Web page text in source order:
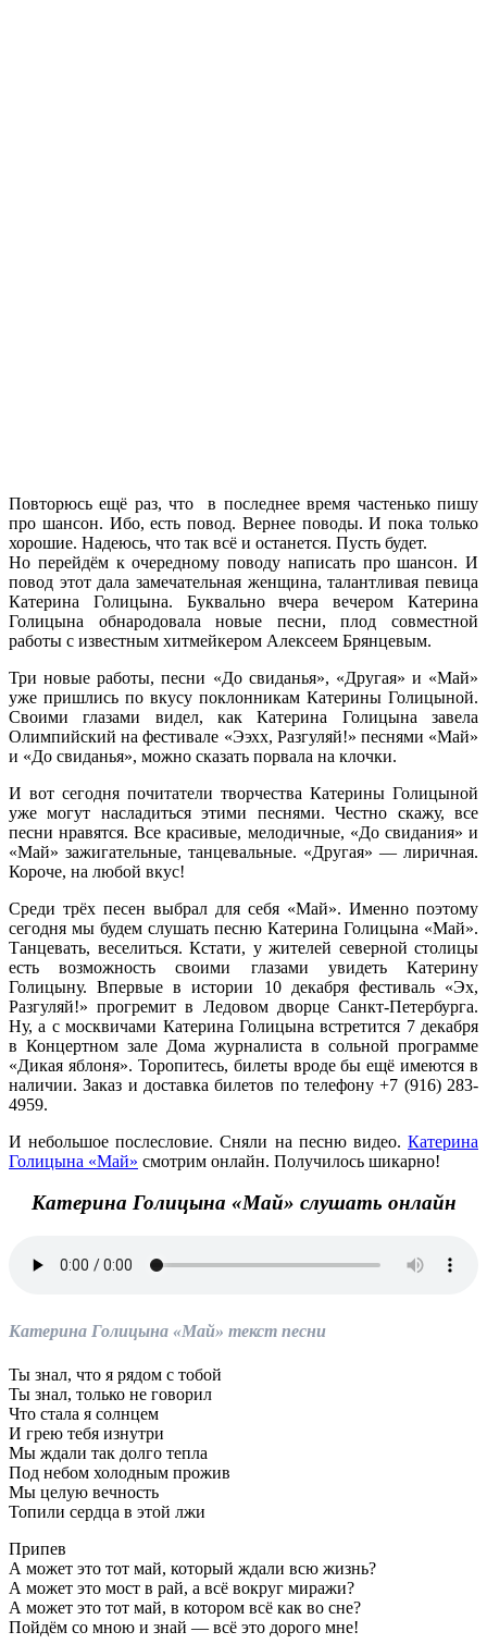
Повторюсь ещё раз, что в последнее время частенько пишу
про шансон. Ибо, есть повод. Вернее поводы. И пока только
хорошие. Надеюсь, что так всё и останется. Пусть будет.
Но перейдём к очередному поводу написать про шансон. И
повод этот дала замечательная женщина, талантливая певица
Катерина Голицына. Буквально вчера вечером Катерина
Голицына обнародовала новые песни, плод совместной
работы с известным хитмейкером Алексеем Брянцевым.
Три новые работы, песни «До свиданья», «Другая» и «Май»
уже пришлись по вкусу поклонникам Катерины Голицыной.
Своими глазами видел, как Катерина Голицына завела
Олимпийский на фестивале «Ээхх, Разгуляй!» песнями «Май»
и «До свиданья», можно сказать порвала на клочки.
И вот сегодня почитатели творчества Катерины Голицыной
уже могут насладиться этими песнями. Честно скажу, все
песни нравятся. Все красивые, мелодичные, «До свидания» и
«Май» зажигательные, танцевальные. «Другая» — лиричная.
Короче, на любой вкус!
Среди трёх песен выбрал для себя «Май». Именно поэтому
сегодня мы будем слушать песню Катерина Голицына «Май».
Танцевать, веселиться. Кстати, у жителей северной столицы
есть возможность своими глазами увидеть Катерину
Голицыну. Впервые в истории 10 декабря фестиваль «Эх,
Разгуляй!» прогремит в Ледовом дворце Санкт-Петербурга.
Ну, а с москвичами Катерина Голицына встретится 7 декабря
в Концертном зале Дома журналиста в сольной программе
«Дикая яблоня». Торопитесь, билеты вроде бы ещё имеются в
наличии. Заказ и доставка билетов по телефону +7 (916) 283-
4959.
И небольшое послесловие. Сняли на песню видео. Катерина
Голицына «Май» смотрим онлайн. Получилось шикарно!
Катерина Голицына «Май» слушать онлайн
Катерина Голицына «Май» текст песни
Ты знал, что я рядом с тобой
Ты знал, только не говорил
Что стала я солнцем
И грею тебя изнутри
Мы ждали так долго тепла
Под небом холодным прожив
Мы целую вечность
Топили сердца в этой лжи
Припев
А может это тот май, который ждали всю жизнь?
А может это мост в рай, а всё вокруг миражи?
А может это тот май, в котором всё как во сне?
Пойдём со мною и знай — всё это дорого мне!